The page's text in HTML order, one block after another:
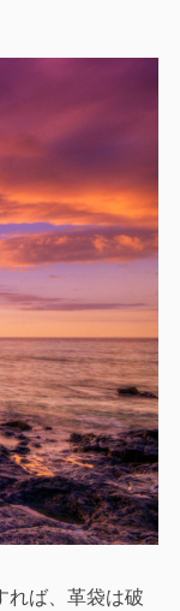
れば、革袋は破